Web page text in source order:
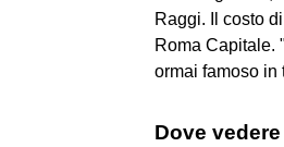
Raggi. Il costo
Roma Capitale.
ormai famoso in
Dove